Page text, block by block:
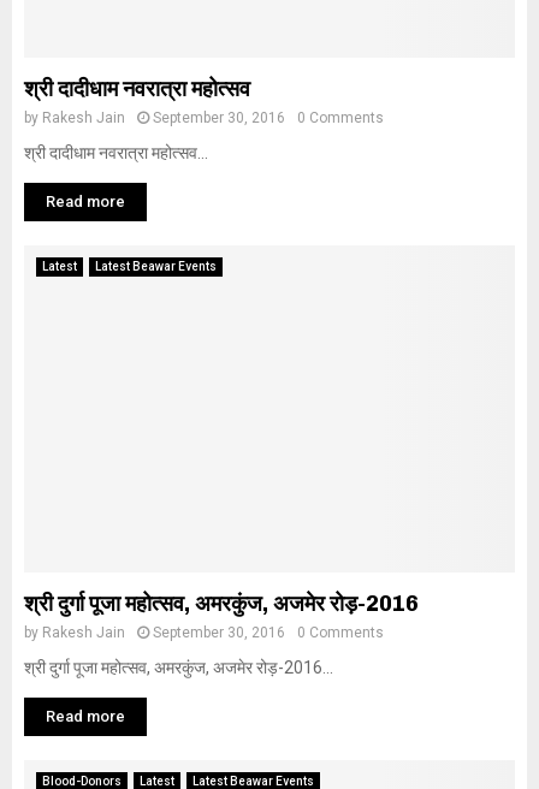
श्री दादीधाम नवरात्रा महोत्सव
by Rakesh Jain September 30, 2016 0 Comments
श्री दादीधाम नवरात्रा महोत्सव...
Read more
Latest Latest Beawar Events
श्री दुर्गा पूजा महोत्सव, अमरकुंज, अजमेर रोड़-2016
by Rakesh Jain September 30, 2016 0 Comments
श्री दुर्गा पूजा महोत्सव, अमरकुंज, अजमेर रोड़-2016...
Read more
Blood-Donors Latest Latest Beawar Events